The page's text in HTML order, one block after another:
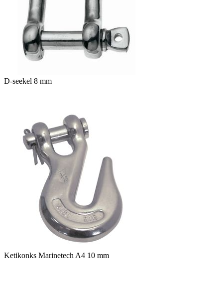
D-seekel 8 mm
Ketikonks Marinetech A4 10 mm